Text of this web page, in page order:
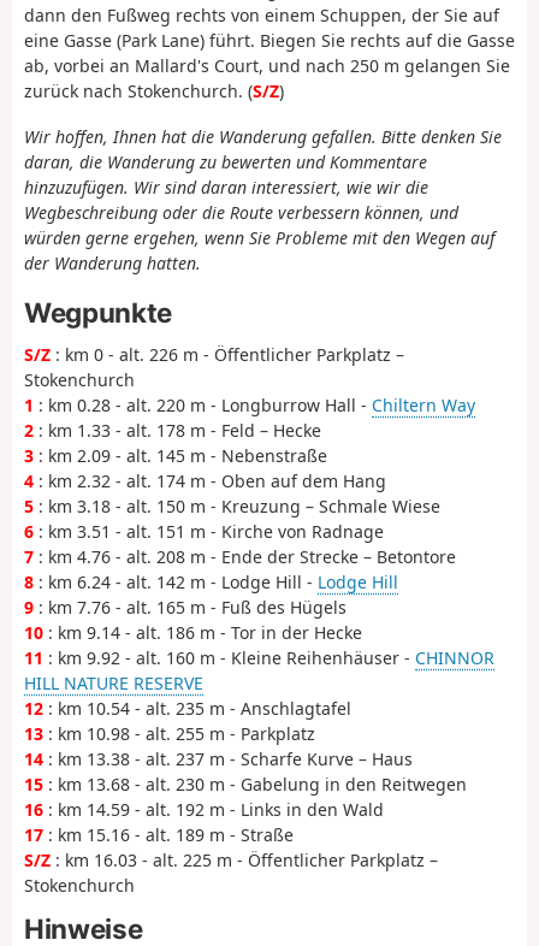
dann den Fußweg rechts von einem Schuppen, der Sie auf
eine Gasse (Park Lane) führt. Biegen Sie rechts auf die Gasse
ab, vorbei an Mallard's Court, und nach 250 m gelangen Sie
zurück nach Stokenchurch. (S/Z)
Wir hoffen, Ihnen hat die Wanderung gefallen. Bitte denken Sie
daran, die Wanderung zu bewerten und Kommentare
hinzuzufügen. Wir sind daran interessiert, wie wir die
Wegbeschreibung oder die Route verbessern können, und
würden gerne ergehen, wenn Sie Probleme mit den Wegen auf
der Wanderung hatten.
Wegpunkte
S/Z : km 0 - alt. 226 m - Öffentlicher Parkplatz –
Stokenchurch
1 : km 0.28 - alt. 220 m - Longburrow Hall - Chiltern Way
2 : km 1.33 - alt. 178 m - Feld – Hecke
3 : km 2.09 - alt. 145 m - Nebenstraße
4 : km 2.32 - alt. 174 m - Oben auf dem Hang
5 : km 3.18 - alt. 150 m - Kreuzung – Schmale Wiese
6 : km 3.51 - alt. 151 m - Kirche von Radnage
7 : km 4.76 - alt. 208 m - Ende der Strecke – Betontore
8 : km 6.24 - alt. 142 m - Lodge Hill - Lodge Hill
9 : km 7.76 - alt. 165 m - Fuß des Hügels
10 : km 9.14 - alt. 186 m - Tor in der Hecke
11 : km 9.92 - alt. 160 m - Kleine Reihenhäuser - CHINNOR
HILL NATURE RESERVE
12 : km 10.54 - alt. 235 m - Anschlagtafel
13 : km 10.98 - alt. 255 m - Parkplatz
14 : km 13.38 - alt. 237 m - Scharfe Kurve – Haus
15 : km 13.68 - alt. 230 m - Gabelung in den Reitwegen
16 : km 14.59 - alt. 192 m - Links in den Wald
17 : km 15.16 - alt. 189 m - Straße
S/Z : km 16.03 - alt. 225 m - Öffentlicher Parkplatz –
Stokenchurch
Hinweise